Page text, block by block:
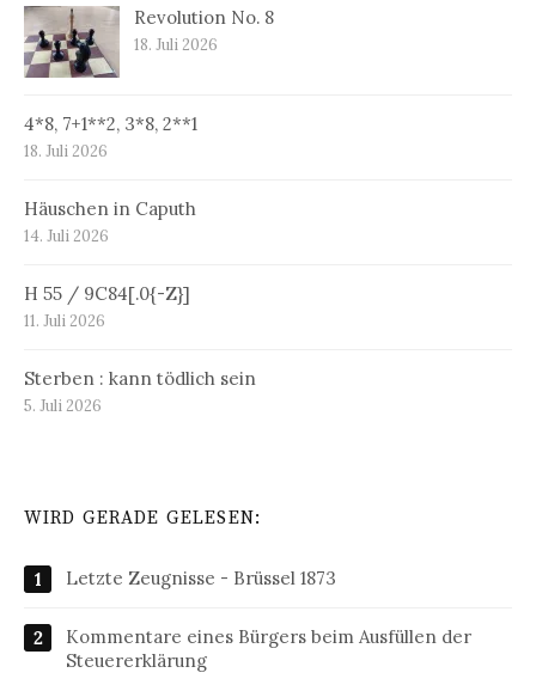
Revolution No. 8
18. Juli 2026
4*8, 7+1**2, 3*8, 2**1
18. Juli 2026
Häuschen in Caputh
14. Juli 2026
H 55 / 9C84[.0{-Z}]
11. Juli 2026
Sterben : kann tödlich sein
5. Juli 2026
WIRD GERADE GELESEN:
Letzte Zeugnisse - Brüssel 1873
Kommentare eines Bürgers beim Ausfüllen der
Steuererklärung